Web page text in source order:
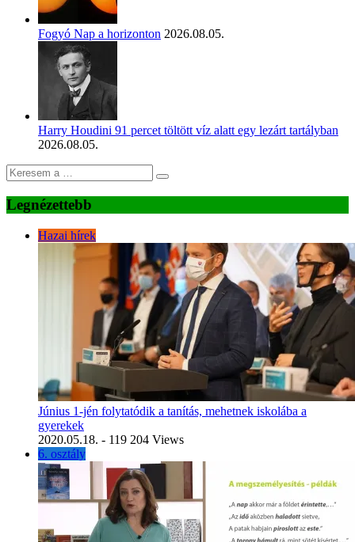
Fogyó Nap a horizonton 2026.08.05.
Harry Houdini 91 percet töltött víz alatt egy lezárt tartályban
2026.08.05.
Legnézettebb
Hazai hírek
Június 1-jén folytatódik a tanítás, mehetnek iskolába a
gyerekek
2020.05.18. - 119 204 Views
6. osztály